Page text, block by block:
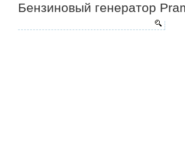
Бензиновый генератор